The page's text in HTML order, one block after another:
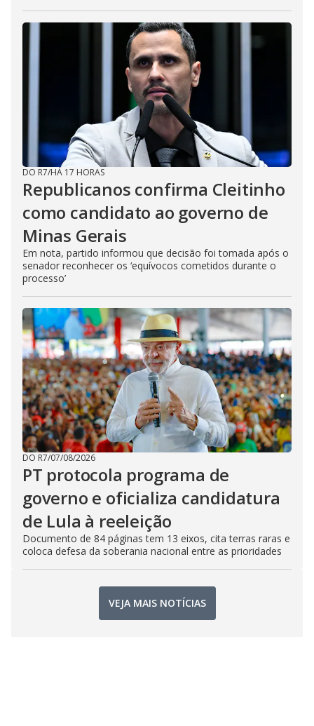
DO R7/HÁ 17 HORAS
Republicanos confirma Cleitinho
como candidato ao governo de
Minas Gerais
Em nota, partido informou que decisão foi tomada após o
senador reconhecer os ‘equívocos cometidos durante o
processo’
DO R7/07/08/2026
PT protocola programa de
governo e oficializa candidatura
de Lula à reeleição
Documento de 84 páginas tem 13 eixos, cita terras raras e
coloca defesa da soberania nacional entre as prioridades
VEJA MAIS NOTÍCIAS